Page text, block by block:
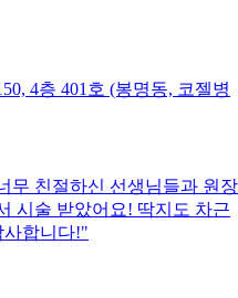
4층 401호 (봉명동, 코젤병
무 친절하신 선생님들과 원장
시술 받았어요! 딱지도 차근
사합니다!"